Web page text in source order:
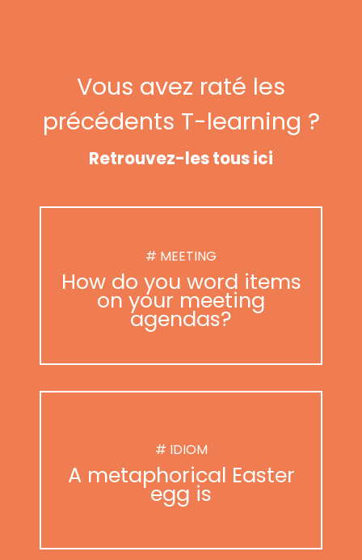
Vous avez raté les
précédents T-learning ?
Retrouvez-les tous ici
# MEETING
How do you word items
on your meeting
agendas?
# IDIOM
A metaphorical Easter
egg is